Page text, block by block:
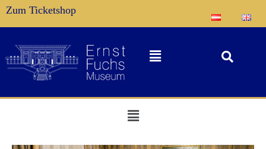
Zum Ticketshop